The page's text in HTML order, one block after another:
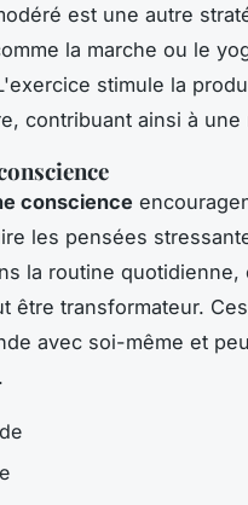
est une autre
la marche ou le
stimule la
contribuant ainsi à une
conscience
les pensées
la routine quotidienne,
être transformateur.
avec soi-même et